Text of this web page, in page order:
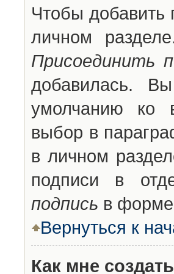
Чтобы добавить
личном
Присоединить
добавилась.
умолчанию ко
выбор в
в личном
подписи в
подпись в
Вернуться к
Как мне